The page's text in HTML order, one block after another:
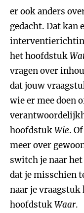
er ook anders
gedacht. Dat kan
het hoofdstuk
vragen over
dat jouw
wie er mee doen
hoofdstukWie.
meer over
switch je naar
dat je misschien
naar je
hoofdstukWaar.